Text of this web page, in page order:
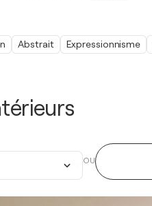
OU
Abstrait Expressionnisme